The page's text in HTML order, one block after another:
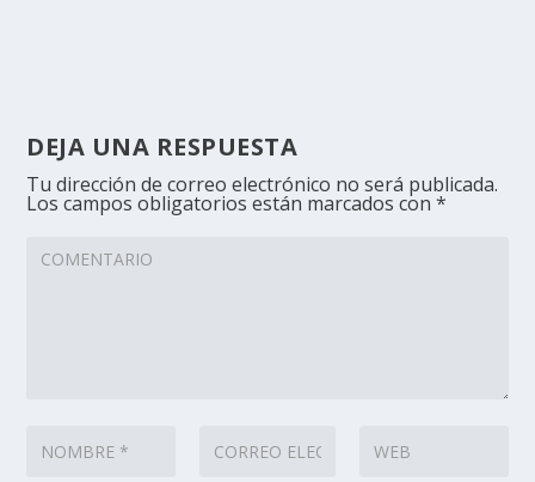
DEJA UNA RESPUESTA
Tu dirección de correo electrónico no será publicada.
Los campos obligatorios están marcados con*